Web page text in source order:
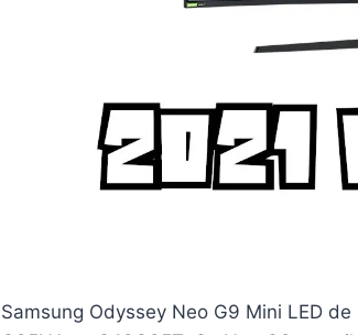
Samsung Odyssey Neo G9 Mini LED